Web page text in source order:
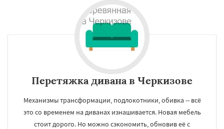
Перетяжка дивана в Черкизове
Механизмы трансформации, подлокотники, обивка -- всё
это со временем на диванах изнашивается. Новая мебель
стоит дорого. Но можно сэкономить, обновив её с